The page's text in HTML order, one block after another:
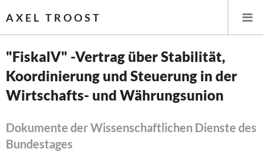
AXEL TROOST
Startseite
Leitlinien linker Wirtschafts- und Finanzpolitik
"FiskalV" -Vertrag über Stabilität,
Koordinierung und Steuerung in der
Wirtschafts- und Währungsunion
Dokumente der Wissenschaftlichen Dienste des
Bundestages